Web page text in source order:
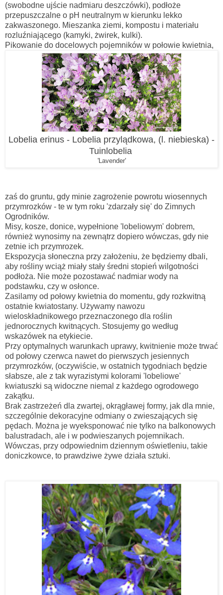
(swobodne ujście nadmiaru deszczówki), podłoże
przepuszczalne o pH neutralnym w kierunku lekko
zakwaszonego. Mieszanka ziemi, kompostu i materiału
rozluźniającego (kamyki, żwirek, kulki).
Pikowanie do docelowych pojemników w połowie kwietnia,
Lobelia erinus - Lobelia przylądkowa, (l. niebieska) -
Tuinlobelia
'Lavender'
zaś do gruntu, gdy minie zagrożenie powrotu wiosennych
przymrozków - te w tym roku 'zdarzały się' do Zimnych
Ogrodników.
Misy, kosze, donice, wypełnione 'lobeliowym' dobrem,
również wynosimy na zewnątrz dopiero wówczas, gdy nie
zetnie ich przymrozek.
Ekspozycja słoneczna przy założeniu, że będziemy dbali,
aby rośliny wciąż miały stały średni stopień wilgotności
podłoża. Nie może pozostawać nadmiar wody na
podstawku, czy w osłonce.
Zasilamy od połowy kwietnia do momentu, gdy rozkwitną
ostatnie kwiatostany. Używamy nawozu
wieloskładnikowego przeznaczonego dla roślin
jednorocznych kwitnących. Stosujemy go według
wskazówek na etykiecie.
Przy optymalnych warunkach uprawy, kwitnienie może trwać
od połowy czerwca nawet do pierwszych jesiennych
przymrozków, (oczywiście, w ostatnich tygodniach będzie
słabsze, ale z tak wyrazistymi kolorami 'lobeliowe'
kwiatuszki są widoczne niemal z każdego ogrodowego
zakątku.
Brak zastrzeżeń dla zwartej, okrągławej formy, jak dla mnie,
szczególnie dekoracyjne odmiany o zwieszających się
pędach. Można je wyeksponować nie tylko na balkonowych
balustradach, ale i w podwieszanych pojemnikach.
Wówczas, przy odpowiednim dziennym oświetleniu, takie
doniczkowce, to prawdziwe żywe działa sztuki.